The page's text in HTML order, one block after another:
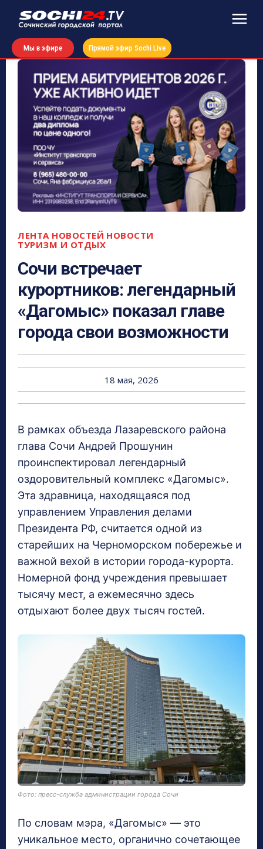
Мы в эфире Прямой эфир Sochi Live
ЛЕНТА НОВОСТЕЙ НОВОСТИ
ТУРИЗМ И ОТДЫХ
Сочи встречает
курортников: легендарный
«Дагомыс» показал главе
города свои возможности
18 мая, 2026
В рамках объезда Лазаревского района
глава Сочи Андрей Прошунин
проинспектировал легендарный
оздоровительный комплекс «Дагомыс».
Эта здравница, находящаяся под
управлением Управления делами
Президента РФ, считается одной из
старейших на Черноморском побережье и
важной вехой в истории города-курорта.
Номерной фонд учреждения превышает
тысячу мест, а ежемесячно здесь
отдыхают более двух тысяч гостей.
Фото: пресс-служба администрации города Сочи
По словам мэра, «Дагомыс» — это
уникальное место, органично сочетающее